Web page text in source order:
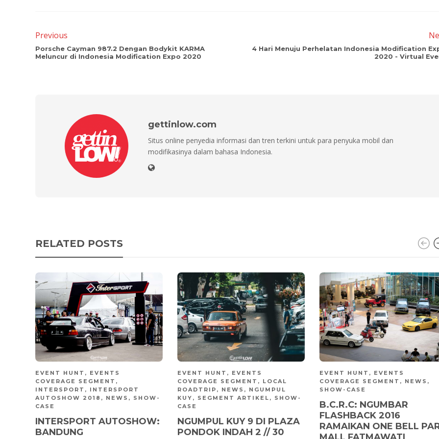
Previous
Porsche Cayman 987.2 Dengan Bodykit KARMA
Meluncur di Indonesia Modification Expo 2020
4 Hari Menuju Perhelatan Indonesia Modification
2020 - Virtual
gettinlow.com
Situs online penyedia informasi dan tren terkini untuk para penyuka mobil dan
modifikasinya dalam bahasa Indonesia.
RELATED POSTS
EVENT HUNT , EVENTS
COVERAGE SEGMENT ,
INTERSPORT , INTERSPORT
AUTOSHOW 2018 , NEWS , SHOW-
CASE
INTERSPORT AUTOSHOW:
BANDUNG
EVENT HUNT , EVENTS
COVERAGE SEGMENT , LOCAL
ROADTRIP , NEWS , NGUMPUL
KUY , SEGMENT ARTIKEL , SHOW-
CASE
NGUMPUL KUY 9 DI PLAZA
PONDOK INDAH 2 // 30
EVENT HUNT , EVENTS
COVERAGE SEGMENT , NEWS ,
SHOW-CASE
B.C.R.C: NGUMBAR
FLASHBACK 2016
RAMAIKAN ONE BELL